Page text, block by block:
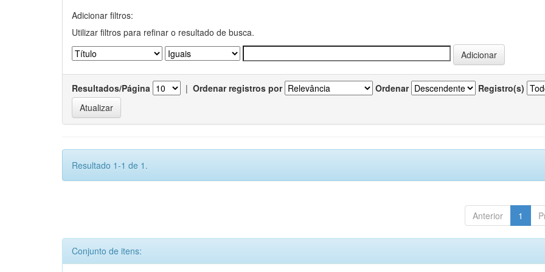
Adicionar filtros:
Utilizar filtros para refinar o resultado de busca.
Resultados/Página | Ordenar registros por Ordenar Registro(s)
Resultado 1-1 de 1.
Anterior 1
Conjunto de itens: